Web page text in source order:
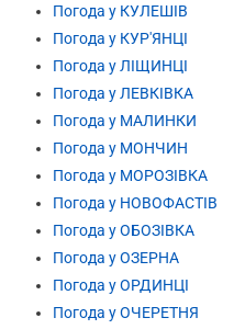
Погода у КУЛЕШІВ
Погода у КУР'ЯНЦІ
Погода у ЛІЩИНЦІ
Погода у ЛЕВКІВКА
Погода у МАЛИНКИ
Погода у МОНЧИН
Погода у МОРОЗІВКА
Погода у НОВОФАСТІВ
Погода у ОБОЗІВКА
Погода у ОЗЕРНА
Погода у ОРДИНЦІ
Погода у ОЧЕРЕТНЯ